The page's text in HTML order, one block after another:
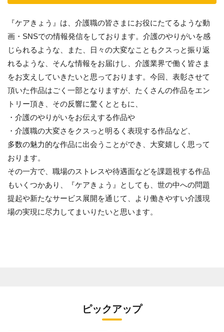
『ケアきょう』は、介護職の皆さまにお役にたてるような動
画・SNSでの情報発信をしております。介護のやりがいを感
じられるような、また、日々の大変なこともクスっと振り返
れるような、そんな情報をお届けし、介護業界で働く皆さま
をお支えしていきたいと思っております。今回、表彰させて
頂いた作品はごく一部となりますが、たくさんの作品をエン
トリー頂き、その反響に驚くとともに、
・介護のやりがいをお伝えする作品や
・介護職の大変さをクスっと明るく表現する作品など、
多数の魅力的な作品に出会うことができ、大変嬉しく思って
おります。
その一方で、職場のストレスや待遇面などを課題視する作品
もいくつかあり、『ケアきょう』としても、世の中への問題
提起や新たなサービス展開を通じて、より働きやすい介護現
場の実現に尽力してまいりたいと思います。
ピックアップ